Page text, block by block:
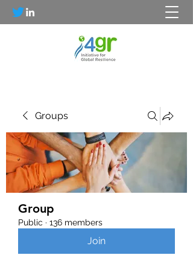
Groups
Group
Public · 136 members
Join